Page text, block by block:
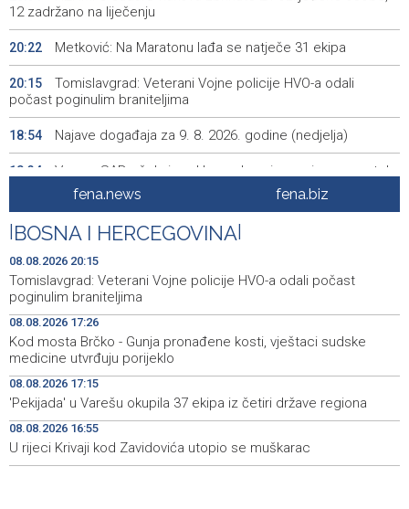
12 zadržano na liječenju
20:22 Metković: Na Maratonu lađa se natječe 31 ekipa
20:15
Tomislavgrad: Veterani Vojne policije HVO-a odali
počast poginulim braniteljima
18:54 Najave događaja za 9. 8. 2026. godine (nedjelja)
18:34
Vance: SAD očekuje od Irana da osigura siguran protok
nafte kroz Hormuški moreuz
18:21
Iranski šef sigurnosti: Hormuški moreuz će ostati
zatvoren dok SAD ne ispuni zahtjeve Teherana
18:09
Iran 'vrlo blizu' dogovora s Omanom o novoj Hormuškoj
brodskoj ruti
18:05
Koncertom Marije Šerifović večeras se zatvara
manifestacija 'Dani dijaspore Travnik 2026'
17:26
Kod mosta Brčko - Gunja pronađene kosti, vještaci
sudske medicine utvrđuju porijeklo
17:15
'Pekijada' u Varešu okupila 37 ekipa iz četiri države
regiona
fena.news fena.biz
BOSNA I HERCEGOVINA
08.08.2026 20:15
Tomislavgrad: Veterani Vojne policije HVO-a odali počast
poginulim braniteljima
08.08.2026 17:26
Kod mosta Brčko - Gunja pronađene kosti, vještaci sudske
medicine utvrđuju porijeklo
08.08.2026 17:15
'Pekijada' u Varešu okupila 37 ekipa iz četiri države regiona
08.08.2026 16:55
U rijeci Krivaji kod Zavidovića utopio se muškarac